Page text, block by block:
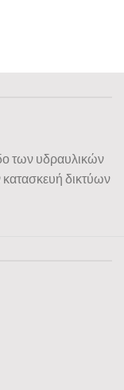
των υδραυλικών
κατασκευή δικτύων